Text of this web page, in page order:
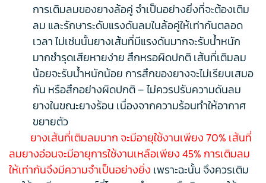
การเติมลมของยางล้อคู่ จำเป็นอย่างยิ่งที่จะต้องเติม
ลม และรักษาระดับแรงดันลมในล้อคู่ให้เท่ากันตลอด
เวลา ไม่เช่นนั้นยางเส้นที่มีแรงดันมากจะรับน้ำหนัก
มากชำรุดเสียหายง่าย สึกหรอผิดปกติ เส้นที่เติมลม
น้อยจะรับน้ำหนักน้อย การสึกของยางจะไม่เรียบเสมอ
กัน หรือสึกอย่างผิดปกติ – ไม่ควรปรับความดันลม
ยางในขณะยางร้อน เนื่องจากความร้อนทำให้อากาศ
ขยายตัว
ยางเส้นที่เติมลมมาก จะมีอายุใช้งานเพียง 70% เส้นที่
ลมยางอ่อนจะมีอายุการใช้งานเหลือเพียง 45%การเติมลม
ให้เท่ากันจึงมีความจำเป็นอย่างยิ่ง เพราะฉะนั้น จึงควรเติม